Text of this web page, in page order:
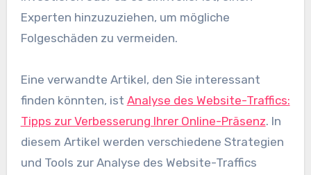
Experten hinzuzuziehen, um mögliche
Folgeschäden zu vermeiden.
Eine verwandte Artikel, den Sie interessant
finden könnten, ist Analyse des Website-Traffics:
Tipps zur Verbesserung Ihrer Online-Präsenz. In
diesem Artikel werden verschiedene Strategien
und Tools zur Analyse des Website-Traffics